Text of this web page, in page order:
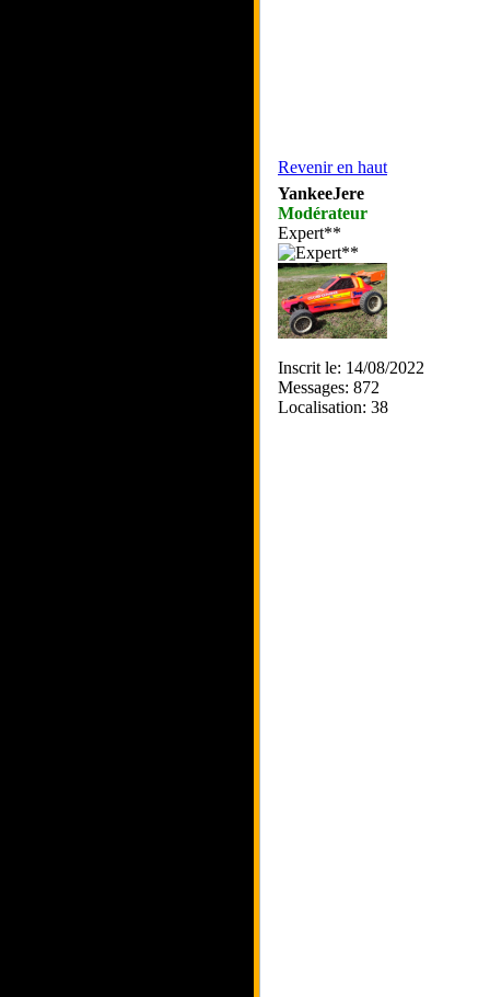
Revenir en haut
YankeeJere
Modérateur
Expert**
Inscrit le: 14/08/2022
Messages: 872
Localisation: 38